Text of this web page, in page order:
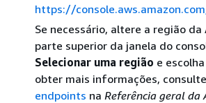
https://
Se necessário, altere a região da
parte superior da janela do
Selecionar uma região e
obter mais informações, consulte
endpoints na Referência geral da